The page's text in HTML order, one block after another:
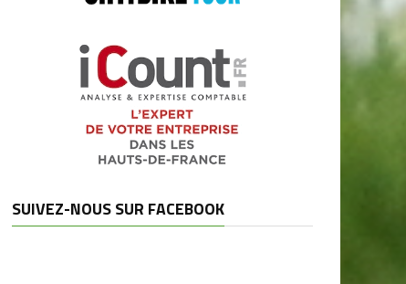
SUIVEZ-NOUS SUR FACEBOOK